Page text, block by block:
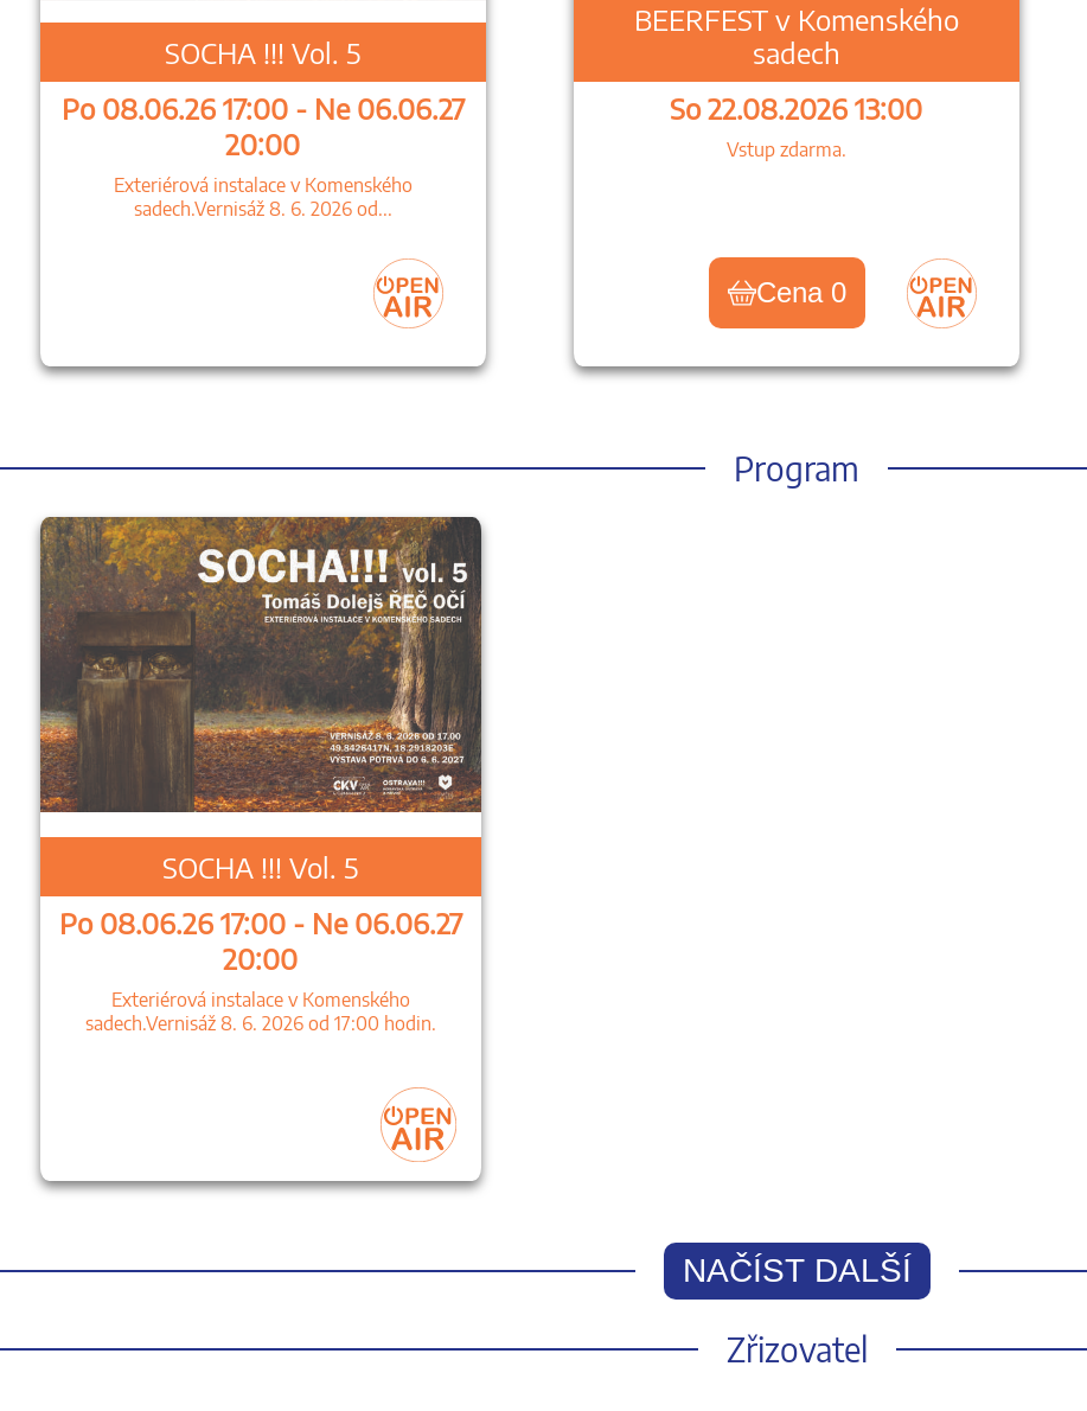
SOCHA !!! Vol. 5
Po 08.06.26 17:00 - Ne 06.06.27
20:00
Exteriérová instalace v Komenského
sadech.Vernisáž 8. 6. 2026 od...
BEERFEST v Komenského
sadech
So 22.08.2026 13:00
Vstup zdarma.
Cena 0
Program
SOCHA !!! Vol. 5
Po 08.06.26 17:00 - Ne 06.06.27
20:00
Exteriérová instalace v Komenského
sadech.Vernisáž 8. 6. 2026 od 17:00 hodin.
NAČÍST DALŠÍ
Zřizovatel